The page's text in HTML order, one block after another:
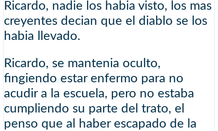
Ricardo, nadie los habia visto, los mas
creyentes decian que el diablo se los
habia llevado.
Ricardo, se mantenia oculto,
fingiendo estar enfermo para no
acudir a la escuela, pero no estaba
cumpliendo su parte del trato, el
penso que al haber escapado de la